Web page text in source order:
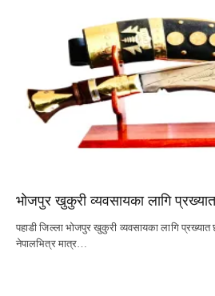
भोजपुर खुकुरी व्यवसायका लागि प्रख्यात
पहाडी जिल्ला भोजपुर खुकुरी व्यवसायका लागि
नेपालभित्र मात्र…